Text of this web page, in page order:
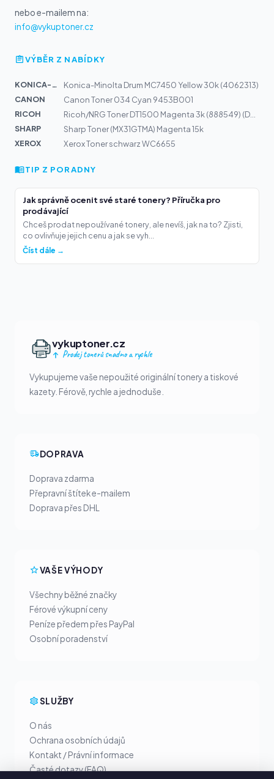
nebo e-mailem na:
info@vykuptoner.cz
VÝBĚR Z NABÍDKY
KONICA-MIN...
Konica-Minolta Drum MC7450 Yellow 30k (4062313)
CANON
Canon Toner 034 Cyan 9453B001
RICOH
SHARP
Sharp Toner (MX31GTMA) Magenta 15k
XEROX
Xerox Toner schwarz WC6655
TIP Z PORADNY
Jak správně ocenit své staré tonery? Příručka pro
prodávající
Chceš prodat nepoužívané tonery, ale nevíš, jak na to? Zjisti,
co ovlivňuje jejich cenu a jak se vyh...
Číst dále →
vykuptoner.cz
Prodej tonerů snadno a rychle
Vykupujeme vaše nepoužité originální tonery a tiskové
kazety. Férově, rychle a jednoduše.
DOPRAVA
Doprava zdarma
Přepravní štítek e-mailem
Doprava přes DHL
VAŠE VÝHODY
Všechny běžné značky
Férové výkupní ceny
Peníze předem přes PayPal
Osobní poradenství
SLUŽBY
O nás
Ochrana osobních údajů
Kontakt / Právní informace
Časté dotazy (FAQ)